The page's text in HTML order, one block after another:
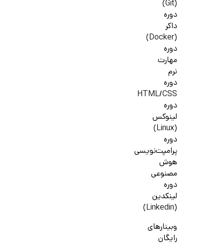
(Git)
دوره
داکر
(Docker)
دوره
مهارت
نرم
دوره
HTML/CSS
دوره
لینوکس
(Linux)
دوره
پرامپت‌نویسی
هوش
مصنوعی
دوره
لینکدین
(Linkedin)
وبینارهای
رایگان